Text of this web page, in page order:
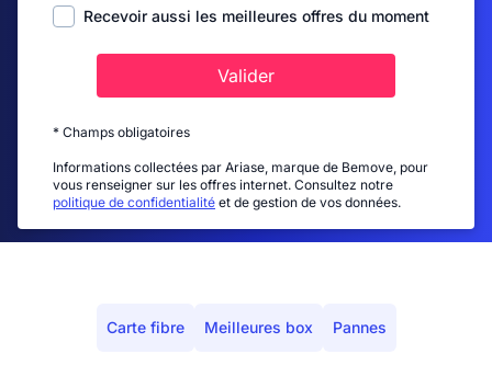
Recevoir aussi les meilleures offres du moment
Valider
* Champs obligatoires
Informations collectées par Ariase, marque de Bemove, pour
vous renseigner sur les offres internet. Consultez notre
politique de confidentialité et de gestion de vos données.
Carte fibre Meilleures box Pannes